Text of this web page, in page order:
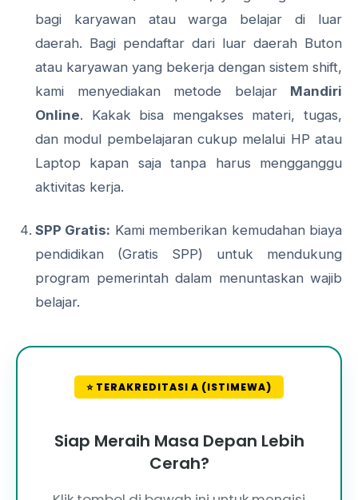
bagi karyawan atau warga belajar di luar
daerah. Bagi pendaftar dari luar daerah Buton
atau karyawan yang bekerja dengan sistem shift,
kami menyediakan metode belajar Mandiri
Online. Kakak bisa mengakses materi, tugas,
dan modul pembelajaran cukup melalui HP atau
Laptop kapan saja tanpa harus mengganggu
aktivitas kerja.
SPP Gratis: Kami memberikan kemudahan biaya
pendidikan (Gratis SPP) untuk mendukung
program pemerintah dalam menuntaskan wajib
belajar.
⭐ TERAKREDITASI A (ISTIMEWA)
Siap Meraih Masa Depan Lebih
Cerah?